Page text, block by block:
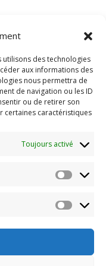
utilisons des technologies
aux informations des
nous permettra de
de navigation ou les ID
ou de retirer son
certaines caractéristiques
Toujours activé